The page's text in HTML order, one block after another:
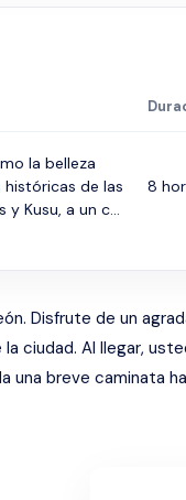
la belleza
de las
y Kusu, a un c...
8
Disfrute de un
ciudad. Al llegar,
una breve caminata